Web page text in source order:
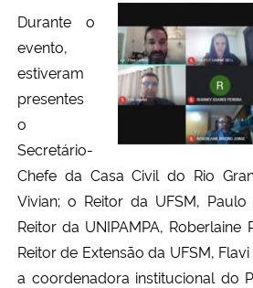
Durante o
evento,
estiveram
presentes
o
Secretário-
Chefe da Casa Civil do Rio
Vivian; o Reitor da UFSM,
Reitor da UNIPAMPA, Roberlaine
Reitor de Extensão da UFSM,
a coordenadora institucional do